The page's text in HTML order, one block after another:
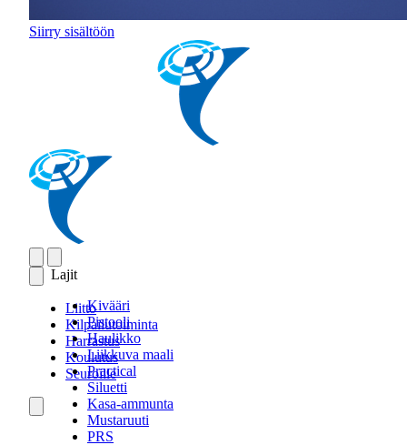
Siirry sisältöön
Lajit
Kivääri
Pistooli
Haulikko
Liikkuva maali
Practical
Siluetti
Kasa-ammunta
Mustaruuti
PRS
Liitto
Kilpailutoiminta
Harrastus
Koulutus
Seuroille